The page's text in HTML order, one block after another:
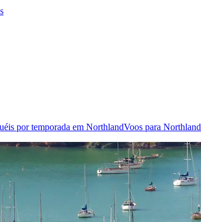
por temporada em NorthlandVoos para Northland